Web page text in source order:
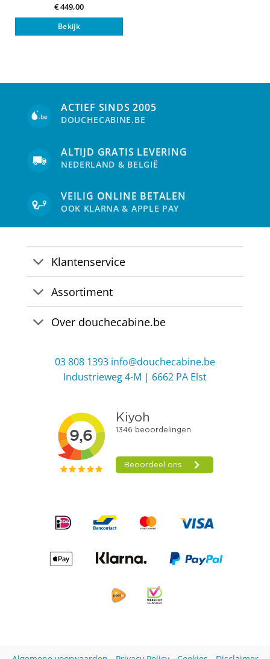
€449,00
Bekijk
ACTIEF SINDS 2005
DOUCHECABINE.BE
ALTIJD GRATIS LEVERING
NEDERLAND & BELGIË
VEILIG ONLINE BETALEN
OOK KLARNA & APPLE PAY
Klantenservice
Assortiment
Over douchecabine.be
03 808 1393 info@douchecabine.be
Industrieweg 4-M | 6662 PA Elst